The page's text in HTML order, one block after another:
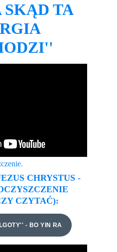
TA
- BO YIN RA
CHRYSTUS -
CZYTAĆ):